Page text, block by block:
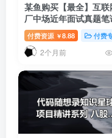
某鱼购买【最全】互联
厂中场近年面试真题笔
招秋招真题
付费资源 ￥8.88 付费
2个月前